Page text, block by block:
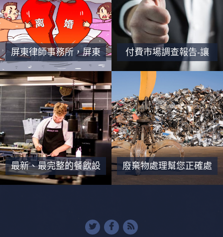
屏東律師事務所，屏東
法律顧問，屏東法律諮
詢
付費市場調查報告-讓
你更貼近人群
最新、最完整的餐飲設
備服務
廢棄物處理幫您正確處
理廢棄物